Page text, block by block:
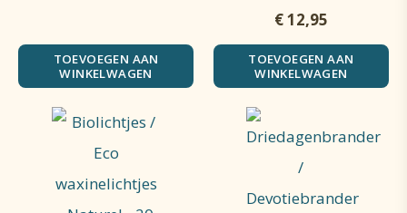
TOEVOEGEN AAN
WINKELWAGEN
€12,95
TOEVOEGEN AAN
WINKELWAGEN